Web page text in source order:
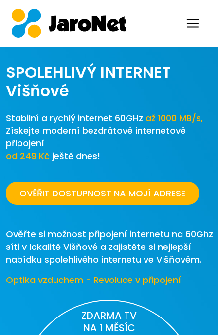
SPOLEHLIVÝ INTERNET
Višňové
Stabilní a rychlý internet 60GHz až 1000 MB/s,
Získejte moderní bezdrátové internetové
připojení
od 249 Kč ještě dnes!
OVĚŘIT DOSTUPNOST NA MOJÍ ADRESE
Ověřte si možnost připojení internetu na 60Ghz
síti v lokalitě Višňové a zajistěte si nejlepší
nabídku spolehlivého internetu ve Višňovém.
Optika vzduchem - Revoluce v připojení
ZDARMA TV
NA 1 MĚSÍC